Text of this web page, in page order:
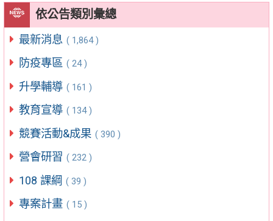
依公告類別彙總
最新消息 ( 1,864 )
防疫專區 ( 24 )
升學輔導 ( 161 )
教育宣導 ( 134 )
競賽活動&成果 ( 390 )
營會研習 ( 232 )
108 課綱 ( 39 )
專案計畫 ( 15 )